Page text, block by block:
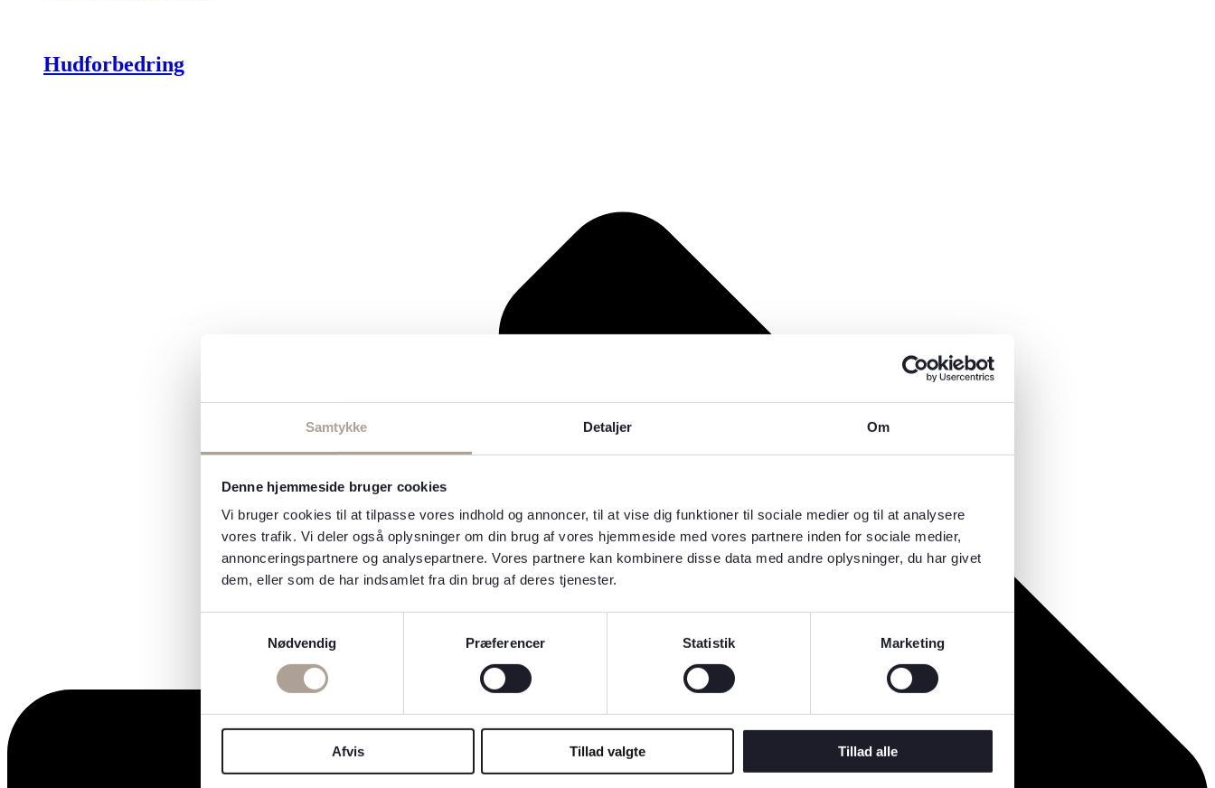
Samtykke Detaljer Om
Denne hjemmeside bruger cookies
Vi bruger cookies til at tilpasse vores indhold og annoncer, til at vise dig funktioner til sociale medier og til at analysere
vores trafik. Vi deler også oplysninger om din brug af vores hjemmeside med vores partnere inden for sociale medier,
annonceringspartnere og analysepartnere. Vores partnere kan kombinere disse data med andre oplysninger, du har givet
dem, eller som de har indsamlet fra din brug af deres tjenester.
Nødvendig
Præferencer Statistik Marketing
Afvis Tillad valgte Tillad alle
Hudforbedring